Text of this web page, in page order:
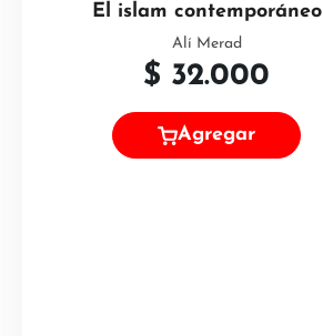
El islam contemporáneo
Alí Merad
$ 32.000
Agregar